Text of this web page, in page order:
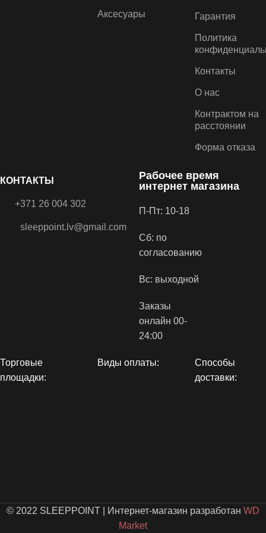
Аксесуары
КОНТАКТЫ
+371 26 004 302
sleeppoint.lv@gmail.com
Гарантия
Политика
Контакты
О нас
Контрактом на
расстоянии
Форма отказа
Рабочее время
интернет магазина
П-Пт: 10-18
Сб: по
согласованию
Вс: выходной
Заказы
онлайн 00-
24:00
Виды оплаты:
Способы
доставки:
Торговые
площадки:
© 2022 SLEEPPOINT Интернет-магазин разработан WD
Market